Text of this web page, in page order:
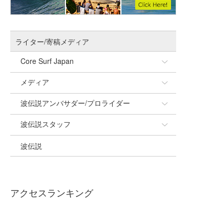
ライター/寄稿メディア
Core Surf Japan
Naoya Kimoto
mitsuteru Kamio
Yasunari Inoue
Yoshiyuki Obata
DELTA FORCE SURF
メディア
SURFMEDIA
Colors MAGAZINE
WAVAL
波伝説アンバサダー/プロライダー
福島寿実子
中浦“JET”章
進士剛光
波伝説スタッフ
☆加藤
Aichan
波伝説
アクセスランキング